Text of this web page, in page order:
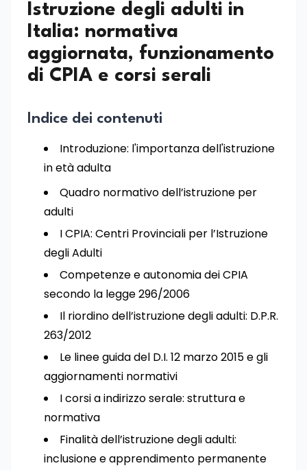
Istruzione degli adulti in
Italia: normativa
aggiornata, funzionamento
di CPIA e corsi serali
Indice dei contenuti
Introduzione: l'importanza dell'istruzione
in età adulta
Quadro normativo dell’istruzione per
adulti
I CPIA: Centri Provinciali per l’Istruzione
degli Adulti
Competenze e autonomia dei CPIA
secondo la legge 296/2006
Il riordino dell’istruzione degli adulti: D.P.R.
263/2012
Le linee guida del D.I. 12 marzo 2015 e gli
aggiornamenti normativi
I corsi a indirizzo serale: struttura e
normativa
Finalità dell’istruzione degli adulti:
inclusione e apprendimento permanente